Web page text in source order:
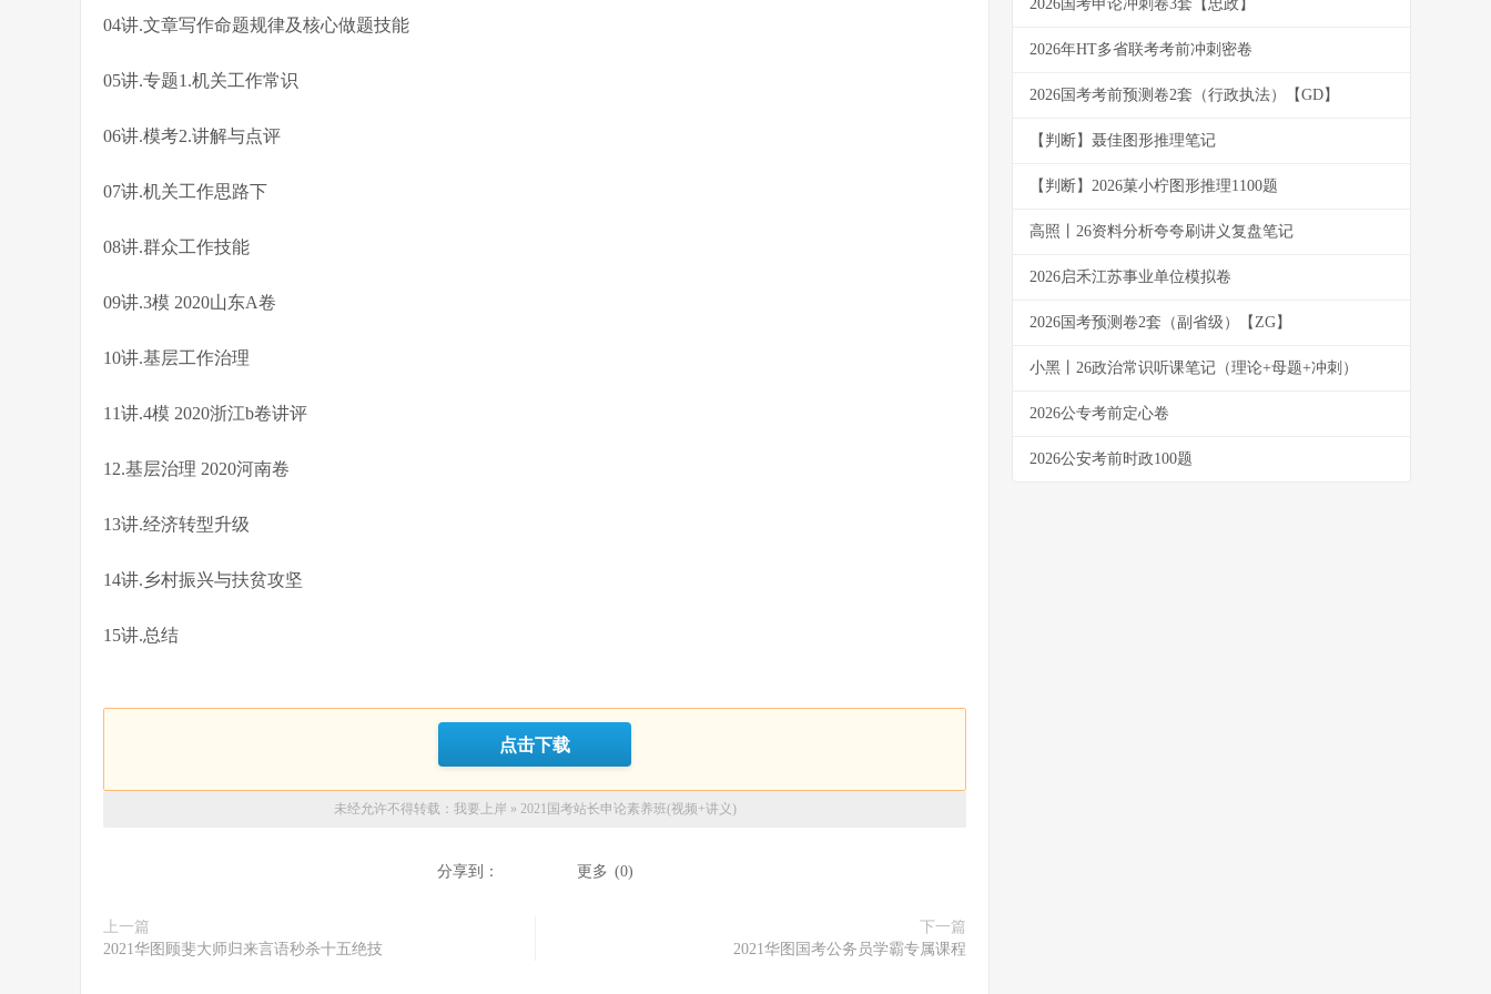
04讲.文章写作命题规律及核心做题技能
05讲.专题1.机关工作常识
06讲.模考2.讲解与点评
07讲.机关工作思路下
08讲.群众工作技能
09讲.3模 2020山东A卷
10讲.基层工作治理
11讲.4模 2020浙江b卷讲评
12.基层治理 2020河南卷
13讲.经济转型升级
14讲.乡村振兴与扶贫攻坚
15讲.总结
点击下载
未经允许不得转载： 我要上岸 » 2021国考站长申论素养班(视频+讲义)
分享到： 更多 (0)
上一篇
2021华图顾斐大师归来言语秒杀十五绝技
下一篇
2021华图国考公务员学霸专属课程
2026国考申论冲刺卷3套【忠政】
2026年HT多省联考考前冲刺密卷
2026国考考前预测卷2套（行政执法）【GD】
【判断】聂佳图形推理笔记
【判断】2026菓小柠图形推理1100题
高照丨26资料分析夸夸刷讲义复盘笔记
2026启禾江苏事业单位模拟卷
2026国考预测卷2套（副省级）【ZG】
小黑丨26政治常识听课笔记（理论+母题+冲刺）
2026公专考前定心卷
2026公安考前时政100题